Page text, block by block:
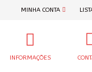
MINHA CONTA
INFORMAÇÕES